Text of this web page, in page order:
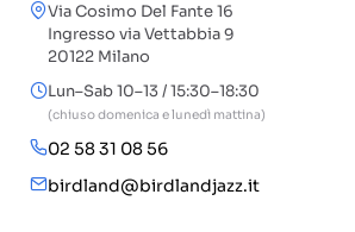
Via Cosimo Del Fante 16
Ingresso via Vettabbia 9
20122 Milano
Lun–Sab 10–13 / 15:30–18:30
(chiuso domenica e lunedì mattina)
02 58 31 08 56
birdland@birdlandjazz.it